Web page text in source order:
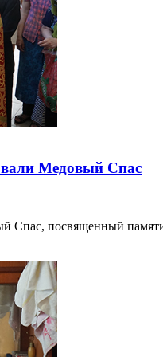
Медовый Спас
Спас, посвященный